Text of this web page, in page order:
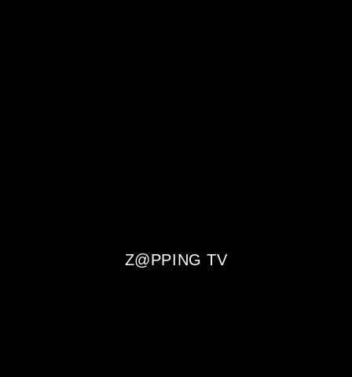
Z@PPING TV